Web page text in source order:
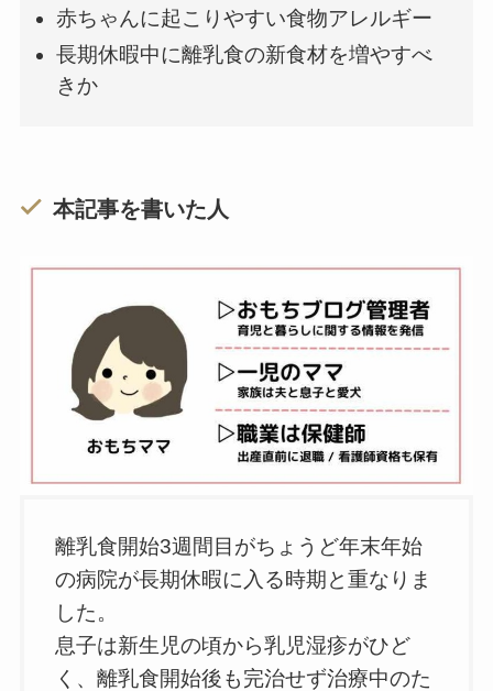
赤ちゃんに起こりやすい食物アレルギー
長期休暇中に離乳食の新食材を増やすべ
きか
本記事を書いた人
離乳食開始3週間目がちょうど年末年始
の病院が長期休暇に入る時期と重なりま
した。
息子は新生児の頃から乳児湿疹がひど
く、離乳食開始後も完治せず治療中のた